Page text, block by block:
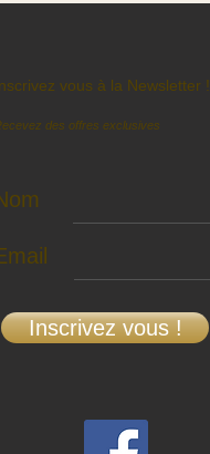
vous à la Newsletter !
des offres exclusives
Inscrivez vous !